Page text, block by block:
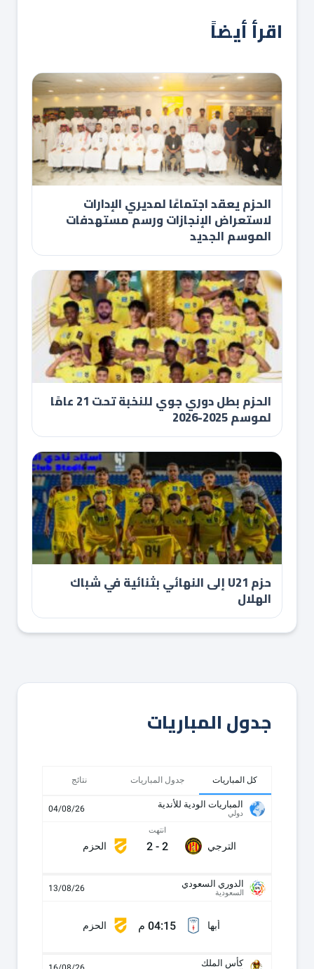
اقرأ أيضاً
الحزم يعقد اجتماعًا لمديري الإدارات
لاستعراض الإنجازات ورسم مستهدفات
الموسم الجديد
الحزم بطل دوري جوي للنخبة تحت 21 عامًا
لموسم 2025-2026
حزم U21 إلى النهائي بثنائية في شباك
الهلال
جدول المباريات
كل المباريات جدول المباريات نتائج
المباريات الودية للأندية
دولي 04/08/26
الترجي
انتهت
2
-
2 الحزم
الدوري السعودي
السعودية 13/08/26
أبها 04:15 م الحزم
كأس الملك